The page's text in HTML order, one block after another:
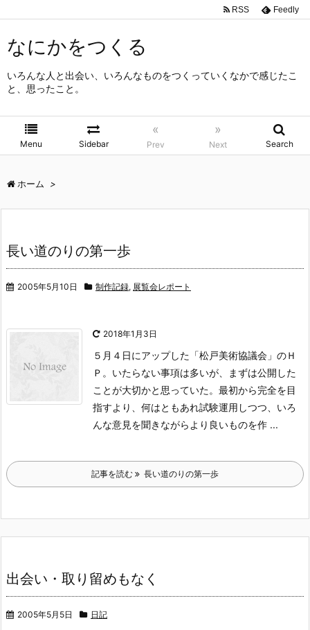
なにかをつくる
いろんな人と出会い、いろんなものをつくっていくなかで感じたこ
と、思ったこと。
Menu Sidebar
«
Prev
»
Next Search
RSS Feedly
ホーム >
長い道のりの第一歩
2005年5月10日 制作記録, 展覧会レポート
2018年1月3日
５月４日にアップした「松戸美術協議会」のＨ
Ｐ。いたらない事項は多いが、まずは公開した
ことが大切かと思っていた。最初から完全を目
指すよ り、何はともあれ試験運用しつつ、いろ
んな意見を聞きながらより良いものを作 ...
記事を読む 長い道のりの第一歩
出会い・取り留めもなく
2005年5月5日 日記